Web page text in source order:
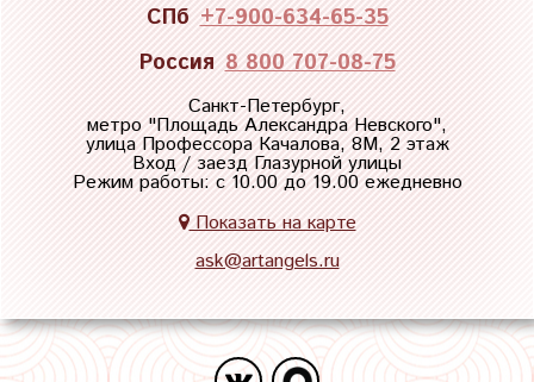
СПб +7-900-634-65-35
Россия 8 800 707-08-75
Санкт-Петербург,
метро "Площадь Александра Невского",
улица Профессора Качалова, 8М, 2 этаж
Вход / заезд Глазурной улицы
Режим работы: с 10.00 до 19.00 ежедневно
Показать на карте
ask@artangels.ru